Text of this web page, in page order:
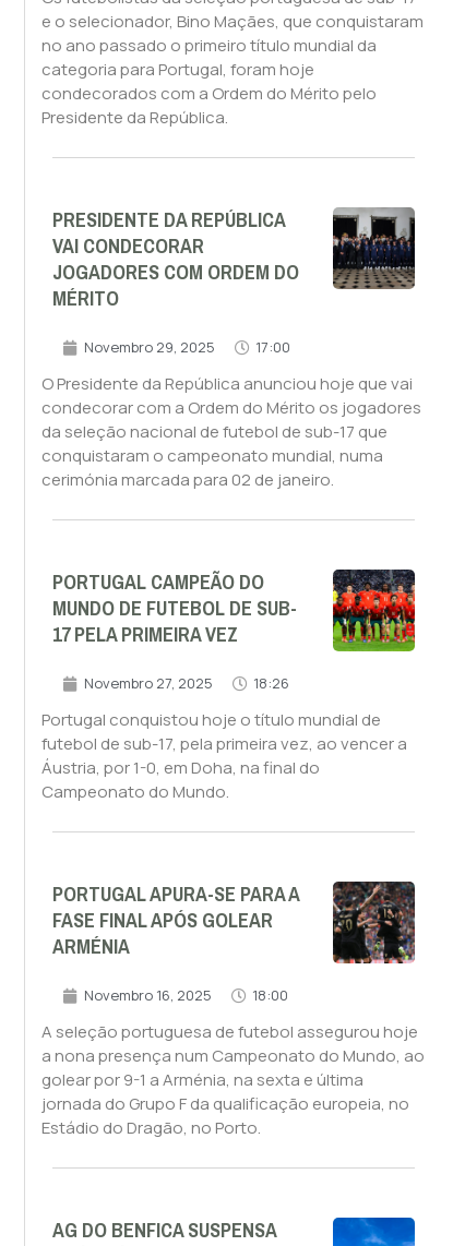
e o selecionador, Bino Maçães, que conquistaram
no ano passado o primeiro título mundial da
categoria para Portugal, foram hoje
condecorados com a Ordem do Mérito pelo
Presidente da República.
PRESIDENTE DA REPÚBLICA
VAI CONDECORAR
JOGADORES COM ORDEM DO
MÉRITO
Novembro 29, 2025 17:00
O Presidente da República anunciou hoje que vai
condecorar com a Ordem do Mérito os jogadores
da seleção nacional de futebol de sub-17 que
conquistaram o campeonato mundial, numa
cerimónia marcada para 02 de janeiro.
PORTUGAL CAMPEÃO DO
MUNDO DE FUTEBOL DE SUB-
17 PELA PRIMEIRA VEZ
Novembro 27, 2025 18:26
Portugal conquistou hoje o título mundial de
futebol de sub-17, pela primeira vez, ao vencer a
Áustria, por 1-0, em Doha, na final do
Campeonato do Mundo.
PORTUGAL APURA-SE PARA A
FASE FINAL APÓS GOLEAR
ARMÉNIA
Novembro 16, 2025 18:00
A seleção portuguesa de futebol assegurou hoje
a nona presença num Campeonato do Mundo, ao
golear por 9-1 a Arménia, na sexta e última
jornada do Grupo F da qualificação europeia, no
Estádio do Dragão, no Porto.
AG DO BENFICA SUSPENSA